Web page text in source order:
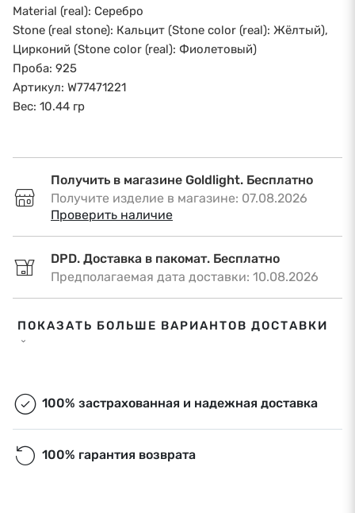
Material (real): Серебро
Stone (real stone): Кальцит (Stone color (real): Жёлтый),
Цирконий (Stone color (real): Фиолетовый)
Проба: 925
Артикул: W77471221
Вес: 10.44 гр
Получить в магазине Goldlight. Бесплатно
Получите изделие в магазине: 07.08.2026
•
Проверить наличие
DPD. Доставка в пакомат. Бесплатно
Предполагаемая дата доставки: 10.08.2026
DPD. Доставка по адресу. €6,50
Предполагаемая дата доставки: 10.08.2026
Экспресс-доставка в Риге и Рижском районе
ПОКАЗАТЬ БОЛЬШЕ ВАРИАНТОВ ДОСТАВКИ
100% застрахованная и надежная доставка
100% гарантия возврата